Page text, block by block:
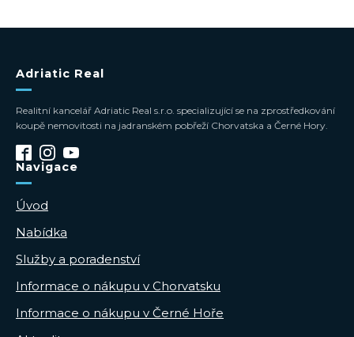
Adriatic Real
Realitní kancelář Adriatic Real s.r.o. specializující se na zprostředkování
koupě nemovitosti na jadranském pobřeží Chorvatska a Černé Hory.
Navigace
Úvod
Nabídka
Služby a poradenství
Informace o nákupu v Chorvatsku
Informace o nákupu v Černé Hoře